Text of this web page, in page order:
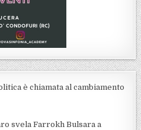
è chiamata al cambiamento
svela Farrokh Bulsara a